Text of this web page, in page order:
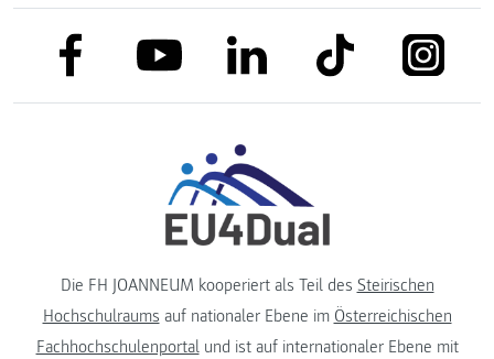
link to facebooklink to youtubelink to linkedinlink to tiktok
Die FH JOANNEUM kooperiert als Teil des Steirischen
Hochschulraums auf nationaler Ebene im Österreichischen
Fachhochschulenportalund ist auf internationaler Ebene mit